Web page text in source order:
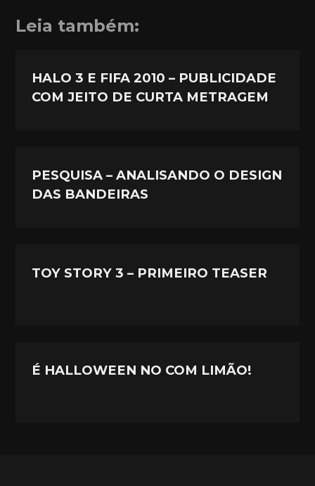
Leia também:
HALO 3 E FIFA 2010 – PUBLICIDADE
COM JEITO DE CURTA METRAGEM
PESQUISA – ANALISANDO O DESIGN
DAS BANDEIRAS
TOY STORY 3 – PRIMEIRO TEASER
É HALLOWEEN NO COM LIMÃO!